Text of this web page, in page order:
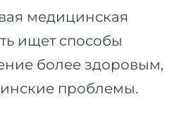
медицинская
ищет способы
более здоровым,
проблемы.